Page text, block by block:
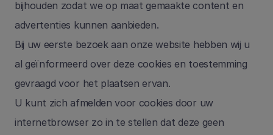
bijhouden zodat we op maat gemaakte content en
advertenties kunnen aanbieden.
Bij uw eerste bezoek aan onze website hebben wij u
al geïnformeerd over deze cookies en toestemming
gevraagd voor het plaatsen ervan.
U kunt zich afmelden voor cookies door uw
internetbrowser zo in te stellen dat deze geen